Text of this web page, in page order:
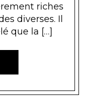
riches
diverses. Il
que la […]